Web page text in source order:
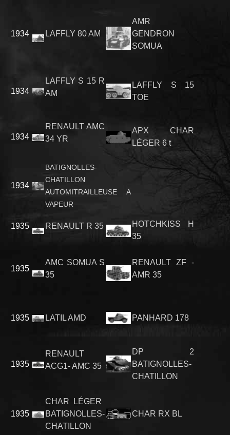
1934 LAFFLY 80 AM
AMR
GENDRON
SOMUA
1934
LAFFLY S 15 R
AM
LAFFLY S 15
TOE
1934
RENAULT AMC
34 YR
APX CHAR
LÉGER 6 t
1934
BATIGNOLLES-
CHATILLON
AUTOMITRAILLEUSE A
VAPEUR
1935 RENAULT R 35
HOTCHKISS H
35
1935
AMC SOMUA S
35
RENAULT ZF -
AMR 35
1935 LATIL AMD PANHARD 178
1935
RENAULT
ACG1- AMC 35
DP 2
BATIGNOLLES-
CHATILLON
1935
CHAR LÉGER
BATIGNOLLES-
CHATILLON
CHAR RX BL